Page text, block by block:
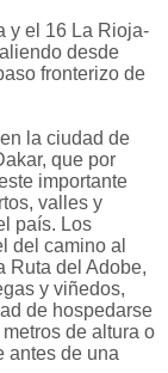
y el 16 La Rioja-
desde
fronterizo de
la ciudad de
que por
importante
valles y
país. Los
del camino al
Ruta del Adobe,
y viñedos,
de hospedarse
de altura o
antes de una